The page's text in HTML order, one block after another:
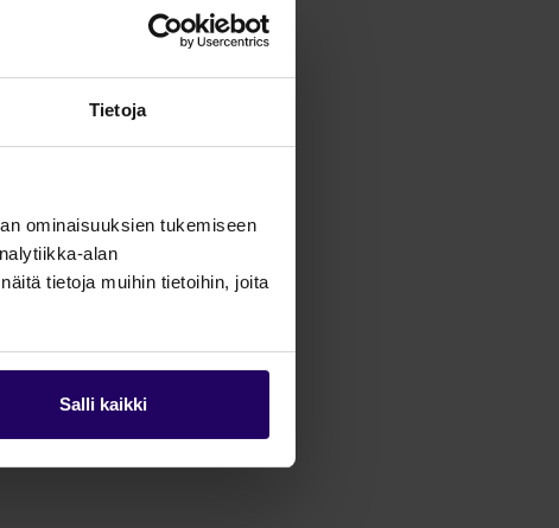
Tietoja
ominaisuuksien tukemiseen
alan
tietoja muihin tietoihin, joita
Salli kaikki